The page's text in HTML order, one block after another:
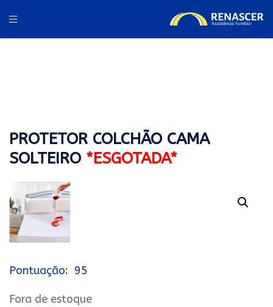
PROTETOR COLCHÃO CAMA
SOLTEIRO *ESGOTADA*
95
Fora de estoque